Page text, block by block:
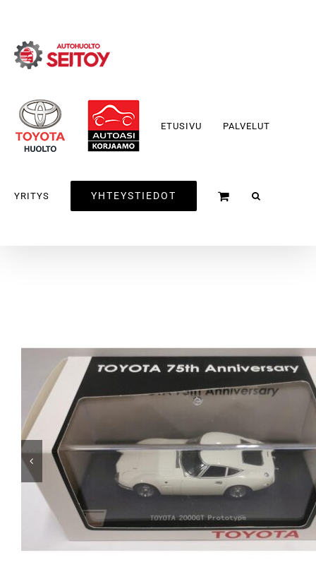
content
ETUSIVU PALVELUT
YRITYS YHTEYSTIEDOT